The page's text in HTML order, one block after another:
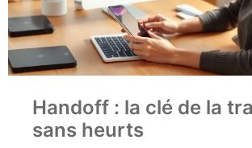
Handoff : la clé de la
sans heurts